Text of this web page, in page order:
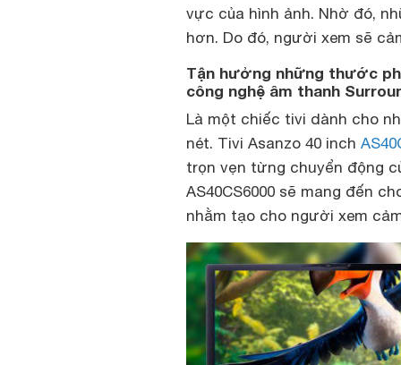
vực của hình ảnh. Nhờ đó,
hơn. Do đó, người xem sẽ
Tận hưởng những thước
công nghệ âm thanh
Là một chiếc tivi dành cho
nét. Tivi Asanzo 40 inch
trọn vẹn từng chuyển động
AS40CS6000 sẽ mang đến
nhằm tạo cho người xem